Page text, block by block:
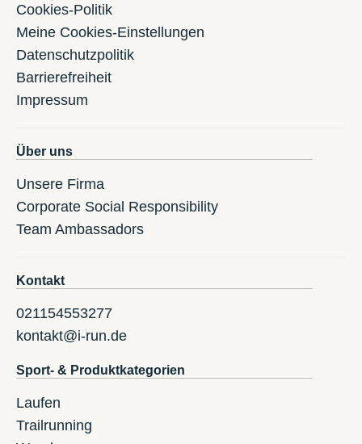
Cookies-Politik
Meine Cookies-Einstellungen
Datenschutzpolitik
Barrierefreiheit
Impressum
Über uns
Unsere Firma
Corporate Social Responsibility
Team Ambassadors
Kontakt
021154553277
kontakt@i-run.de
Sport- & Produktkategorien
Laufen
Trailrunning